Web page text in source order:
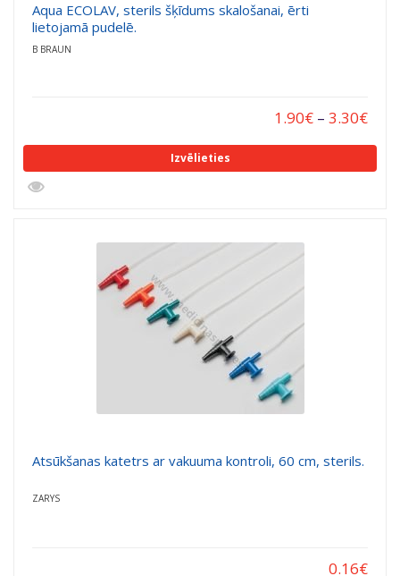
Aqua ECOLAV, sterils šķīdums skalošanai, ērti
lietojamā pudelē.
B BRAUN
1.90€ – 3.30€
Izvēlieties
Atsūkšanas katetrs ar vakuuma kontroli, 60 cm, sterils.
ZARYS
0.16€